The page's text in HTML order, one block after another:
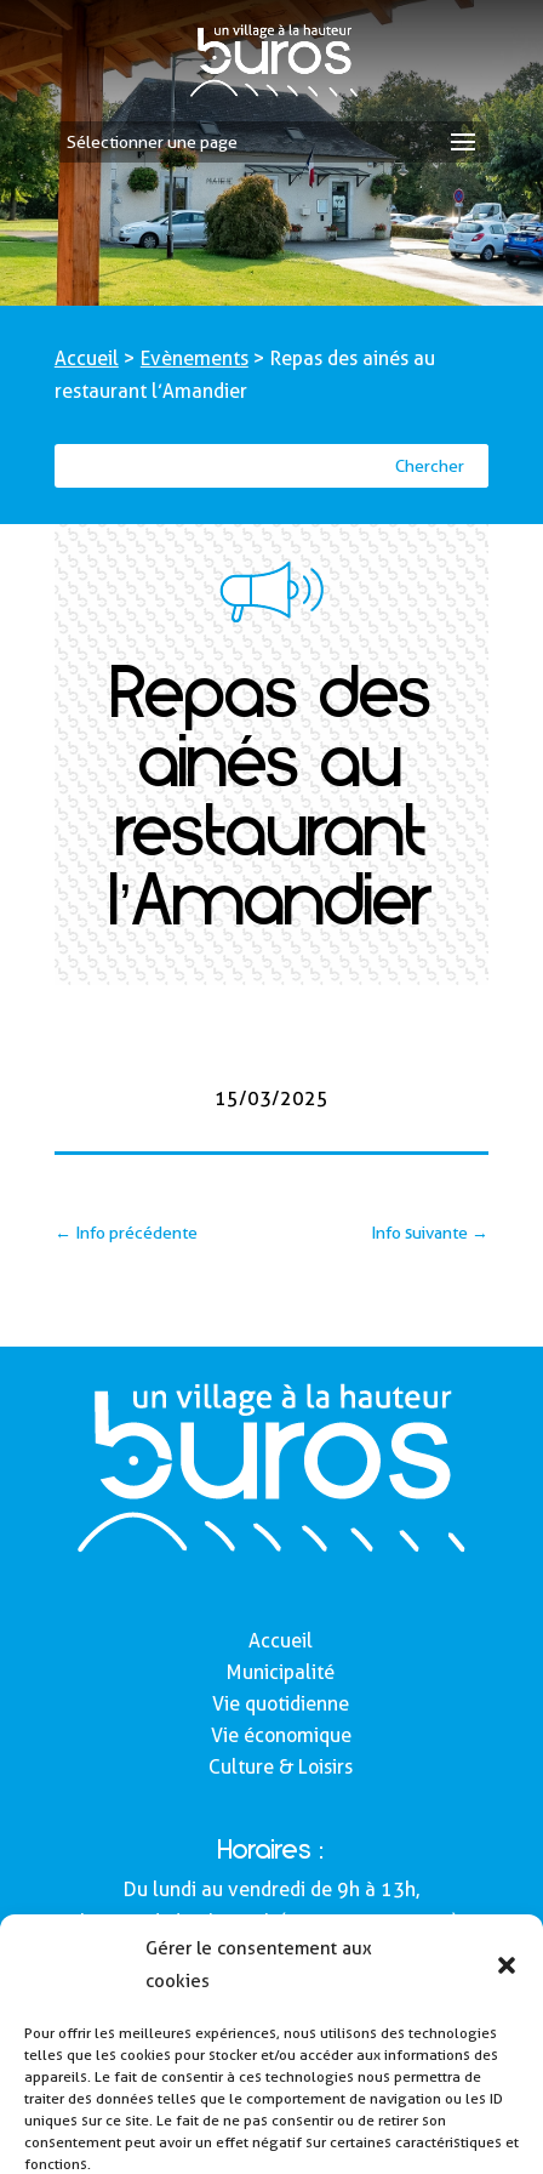
Gérer le consentement aux
cookies
Pour offrir les meilleures expériences, nous utilisons des technologies
telles que les cookies pour stocker et/ou accéder aux informations des
appareils. Le fait de consentir à ces technologies nous permettra de
traiter des données telles que le comportement de navigation ou les ID
uniques sur ce site. Le fait de ne pas consentir ou de retirer son
consentement peut avoir un effet négatif sur certaines caractéristiques et
fonctions.
Sélectionner une page
Accueil> Evènements> Repas des ainés au
restaurant l’Amandier
Repas des
ainés au
restaurant
l’Amandier
15/03/2025
← Info précédente Info suivante →
Accueil
Municipalité
Vie quotidienne
Vie économique
Culture & Loisirs
Horaires :
Du lundi au vendredi de 9h à 13h,
le samedi de 9h à 12h (Semaines impaires).
160, route de Morlàas
64160 - Buros
Tél : 05 59 62 54 49